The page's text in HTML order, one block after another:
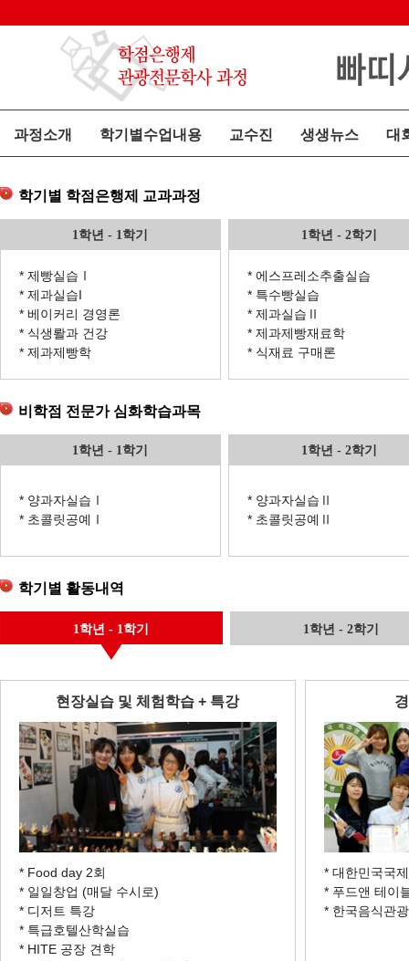
과정소개 학기별수업내용 교수진 생생뉴스 대
학기별 학점은행제 교과과정
1학년 - 1학기 1학년 - 2학기
* 제빵실습Ⅰ
* 제과실습I
* 베이커리 경영론
* 식생뢀과 건강
* 제과제빵학
* 에스프레소추출실습
* 특수빵실습
* 제과실습Ⅱ
* 제과제빵재료학
* 식재료 구매론
비학점 전문가 심화학습과목
1학년 - 1학기 1학년 - 2학기
* 양과자실습Ⅰ
* 초콜릿공예Ⅰ
* 양과자실습Ⅱ
* 초콜릿공예Ⅱ
학기별 활동내역
1학년 - 1학기 1학년 - 2학기
현장실습 및 체험학습 + 특강
* Food day 2회
* 일일창업 (매달 수시로)
* 디저트 특강
* 특급호텔산학실습
* HITE 공장 견학
* 대한민국국
* 푸드앤 테이
* 한국음식관